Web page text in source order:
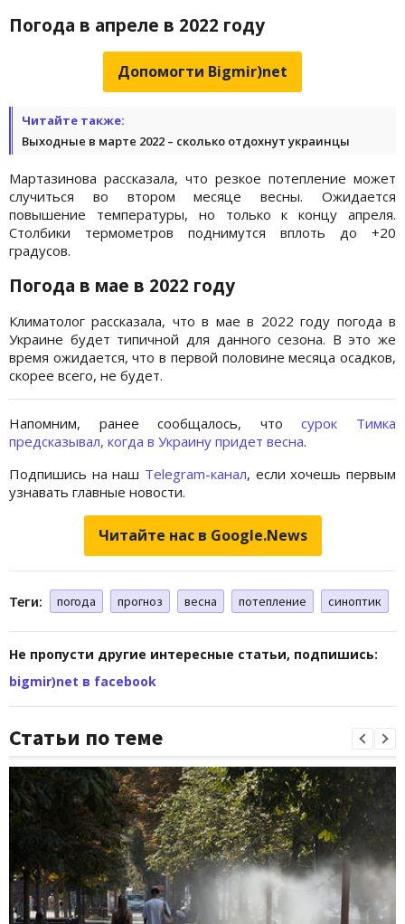
Погода в апреле в 2022 году
Допомогти Bigmir)net
Читайте также:
Выходные в марте 2022 – сколько отдохнут украинцы
Мартазинова рассказала, что резкое потепление может
случиться во втором месяце весны. Ожидается
повышение температуры, но только к концу апреля.
Столбики термометров поднимутся вплоть до +20
градусов.
Погода в мае в 2022 году
Климатолог рассказала, что в мае в 2022 году погода в
Украине будет типичной для данного сезона. В это же
время ожидается, что в первой половине месяца осадков,
скорее всего, не будет.
Напомним, ранее сообщалось, чтосурок Тимка
предсказывал, когда в Украину придет весна.
Подпишись на наш Telegram-канал, если хочешь первым
узнавать главные новости.
Читайте нас в Google.News
Теги: погода прогноз весна потепление синоптик
Не пропусти другие интересные статьи, подпишись:
bigmir)net в facebook
Статьи по теме